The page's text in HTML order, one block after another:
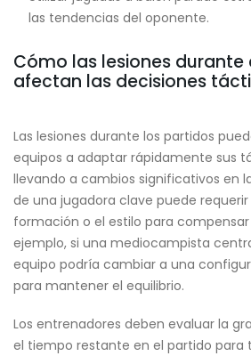
las tendencias del oponente.
Cómo las lesiones durante
afectan las decisiones
Las lesiones durante los partidos
equipos a adaptar rápidamente sus
llevando a cambios significativos en
de una jugadora clave puede
formación o el estilo para compensar
ejemplo, si una mediocampista
equipo podría cambiar a una
para mantener el equilibrio.
Los entrenadores deben evaluar la
el tiempo restante en el partido para